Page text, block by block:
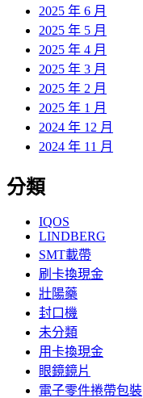
2025 年 6 月
2025 年 5 月
2025 年 4 月
2025 年 3 月
2025 年 2 月
2025 年 1 月
2024 年 12 月
2024 年 11 月
分類
IQOS
LINDBERG
SMT載帶
刷卡換現金
壯陽藥
封口機
未分類
用卡換現金
眼鏡鏡片
電子零件捲帶包裝